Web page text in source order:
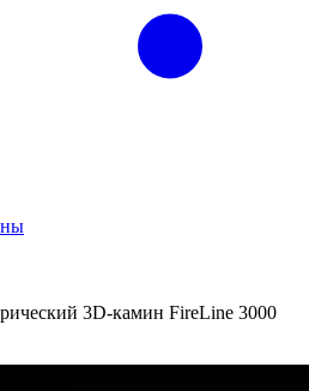
3D-камин FireLine 3000